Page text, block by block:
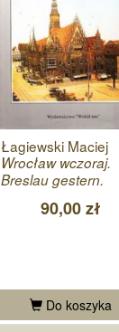
Łagiewski Maciej
Wrocław wczoraj.
Breslau gestern.
90,00 zł
Do koszyka